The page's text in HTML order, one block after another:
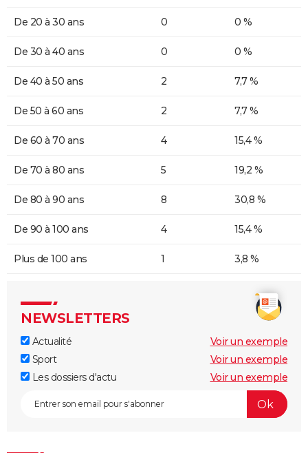
De 20 à 30 ans 0 0 %
De 30 à 40 ans 0 0 %
De 40 à 50 ans 2 7,7 %
De 50 à 60 ans 2 7,7 %
De 60 à 70 ans 4 15,4 %
De 70 à 80 ans 5 19,2 %
De 80 à 90 ans 8 30,8 %
De 90 à 100 ans 4 15,4 %
Plus de 100 ans 1 3,8 %
NEWSLETTERS
Actualité
Voir un exemple
Sport
Voir un exemple
Les dossiers d'actu
Voir un exemple